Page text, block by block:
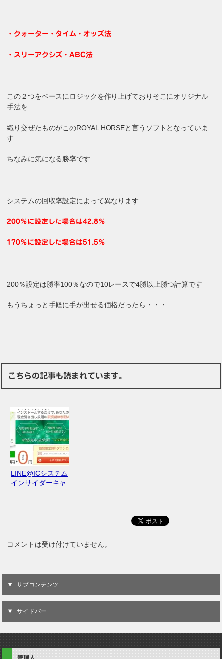
・クォーター・タイム・オッズ法
・スリーアクシズ・ABC法
この２つをベースにロジックを作り上げておりそこにオリジナル
手法を
織り交ぜたものがこのROYAL HORSEと言うソフトとなっていま
す
ちなみに気になる勝率です
システムの回収率設定によって異なります
200％に設定した場合は42.8％
170％に設定した場合は51.5％
200％設定は勝率100％なので10レースで4勝以上勝つ計算です
もうちょっと手軽に手が出せる価格だったら・・・
こちらの記事も読まれています。
LINE@ICシステム
インサイダーキャ
コメントは受け付けていません。
サブコンテンツ
サイドバー
管理人